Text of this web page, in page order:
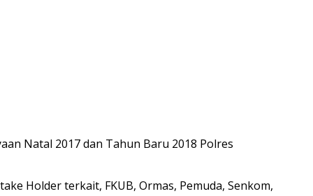
Natal 2017 dan Tahun Baru 2018 Polres
Holder terkait, FKUB, Ormas, Pemuda, Senkom,